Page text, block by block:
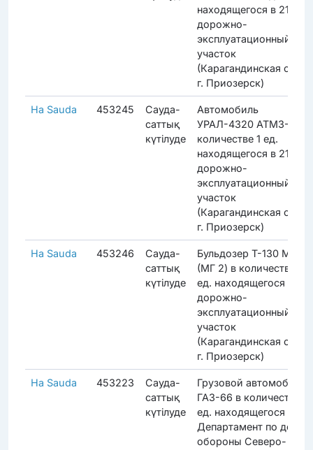
находящегося в 21
дорожно-
эксплуатационный
участок
(Карагандинская обл.,
г. Приозерск)
На Sauda 453245
Сауда-
саттық
күтілуде
Автомобиль
УРАЛ-4320 АТМЗ-5 в
количестве 1 ед.
находящегося в 21
дорожно-
эксплуатационный
участок
(Карагандинская обл.,
г. Приозерск)
На Sauda 453246
Сауда-
саттық
күтілуде
Бульдозер Т-130 МГ 1
(МГ 2) в количестве 1
ед. находящегося в 21
дорожно-
эксплуатационный
участок
(Карагандинская обл.,
г. Приозерск)
На Sauda 453223
Сауда-
саттық
күтілуде
Грузовой автомобиль
ГАЗ-66 в количестве 1
ед. находящегося в
Департамент по делам
обороны Северо-